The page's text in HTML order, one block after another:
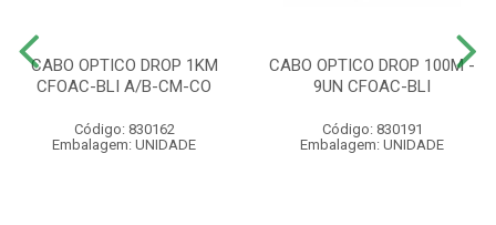
CABO OPTICO DROP 1KM
CFOAC-BLI A/B-CM-CO
Código: 830162
Embalagem: UNIDADE
CABO OPTICO DROP 100M -
9UN CFOAC-BLI
Código: 830191
Embalagem: UNIDADE